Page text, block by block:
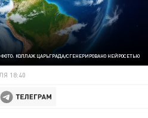
ФОТО: КОЛЛАЖ ЦАРЬГРАДА/СГЕНЕРИРОВАНО НЕЙРОСЕТЬЮ
18:40